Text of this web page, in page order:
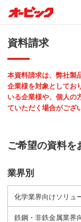
資料請求
本資料請求は、弊社製
企業様を対象としてお
いる企業様や、個人の
ていただく場合がござ
ご希望の資料を
業界別
化学業界向けソリュ
鉄鋼・非鉄金属業界